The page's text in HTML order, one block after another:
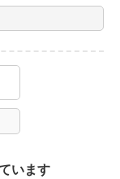
います